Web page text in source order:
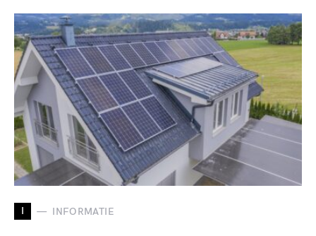
I INFORMATIE